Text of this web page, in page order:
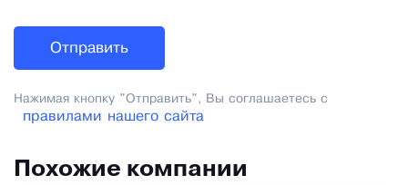
Нажимая кнопку "Отправить", Вы соглашаетесь с
правилами нашего сайта
Похожие компании